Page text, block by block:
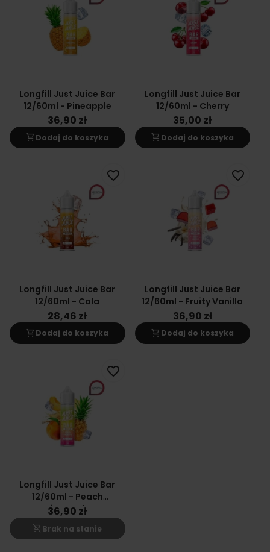
Longfill Just Juice Bar
12/60ml - Pineapple
36,90 zł
shopping_cart Dodaj do koszyka
Longfill Just Juice Bar
12/60ml - Cherry
35,00 zł
shopping_cart Dodaj do koszyka
Longfill Just Juice Bar
12/60ml - Cola
28,46 zł
shopping_cart Dodaj do koszyka
favorite_border
Longfill Just Juice Bar
12/60ml - Fruity Vanilla
36,90 zł
shopping_cart Dodaj do koszyka
favorite_border
Longfill Just Juice Bar
12/60ml - Peach
Pineapple
36,90 zł
shopping_cart_off Brak na stanie
favorite_border